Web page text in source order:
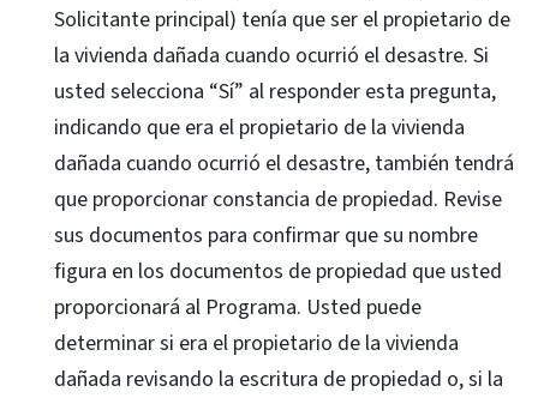
Solicitante principal) tenía que ser el propietario de
la vivienda dañada cuando ocurrió el desastre. Si
usted selecciona “Sí” al responder esta pregunta,
indicando que era el propietario de la vivienda
dañada cuando ocurrió el desastre, también tendrá
que proporcionar constancia de propiedad. Revise
sus documentos para confirmar que su nombre
figura en los documentos de propiedad que usted
proporcionará al Programa. Usted puede
determinar si era el propietario de la vivienda
dañada revisando la escritura de propiedad o, si la